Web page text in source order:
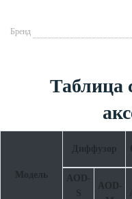
Бренд
Таблица
Модель
Диффузор
AOD-
AOD-